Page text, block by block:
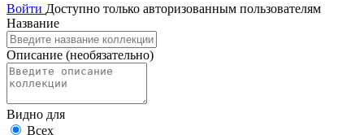
Войти Доступно только авторизованным пользователям
Название
Описание (необязательно)
Видно для
Всех